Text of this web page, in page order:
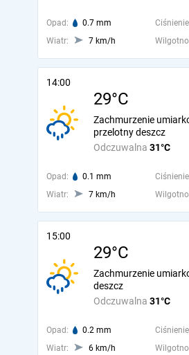
Opad: 0.7 mm
Wiatr:
7 km/h
14:00
29°C
Odczuwalna 31°C
Zachmurzenie
przelotny deszcz
Opad: 0.1 mm
Wiatr:
7 km/h
15:00
29°C
Odczuwalna 31°C
Zachmurzenie
deszcz
Opad: 0.2 mm
Wiatr:
6 km/h